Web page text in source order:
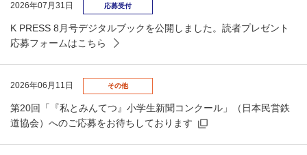
2026年07月31日 応募受付
K PRESS 8月号デジタルブックを公開しました。読者プレゼント
応募フォームはこちら
2026年06月11日 その他
第20回「『私とみんてつ』小学生新聞コンクール」（日本民営鉄
道協会）へのご応募をお待ちしております